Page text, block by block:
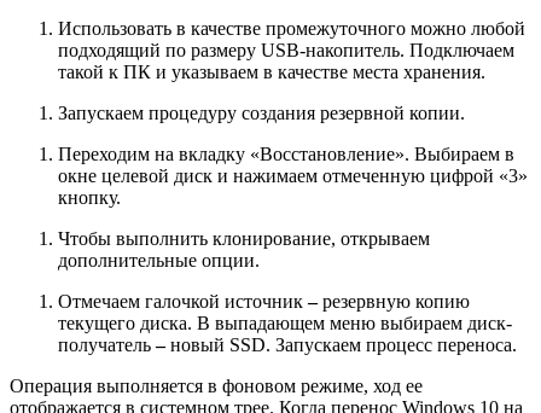
Использовать в качестве промежуточного можно любой
подходящий по размеру USB-накопитель. Подключаем
такой к ПК и указываем в качестве места хранения.
Запускаем процедуру создания резервной копии.
Переходим на вкладку «Восстановление». Выбираем в
окне целевой диск и нажимаем отмеченную цифрой «3»
кнопку.
Чтобы выполнить клонирование, открываем
дополнительные опции.
Отмечаем галочкой источник–резервную копию
текущего диска. В выпадающем меню выбираем диск-
получатель–новый SSD. Запускаем процесс переноса.
Операция выполняется в фоновом режиме, ход ее
отображается в системном трее. Когда перенос Windows 10 на